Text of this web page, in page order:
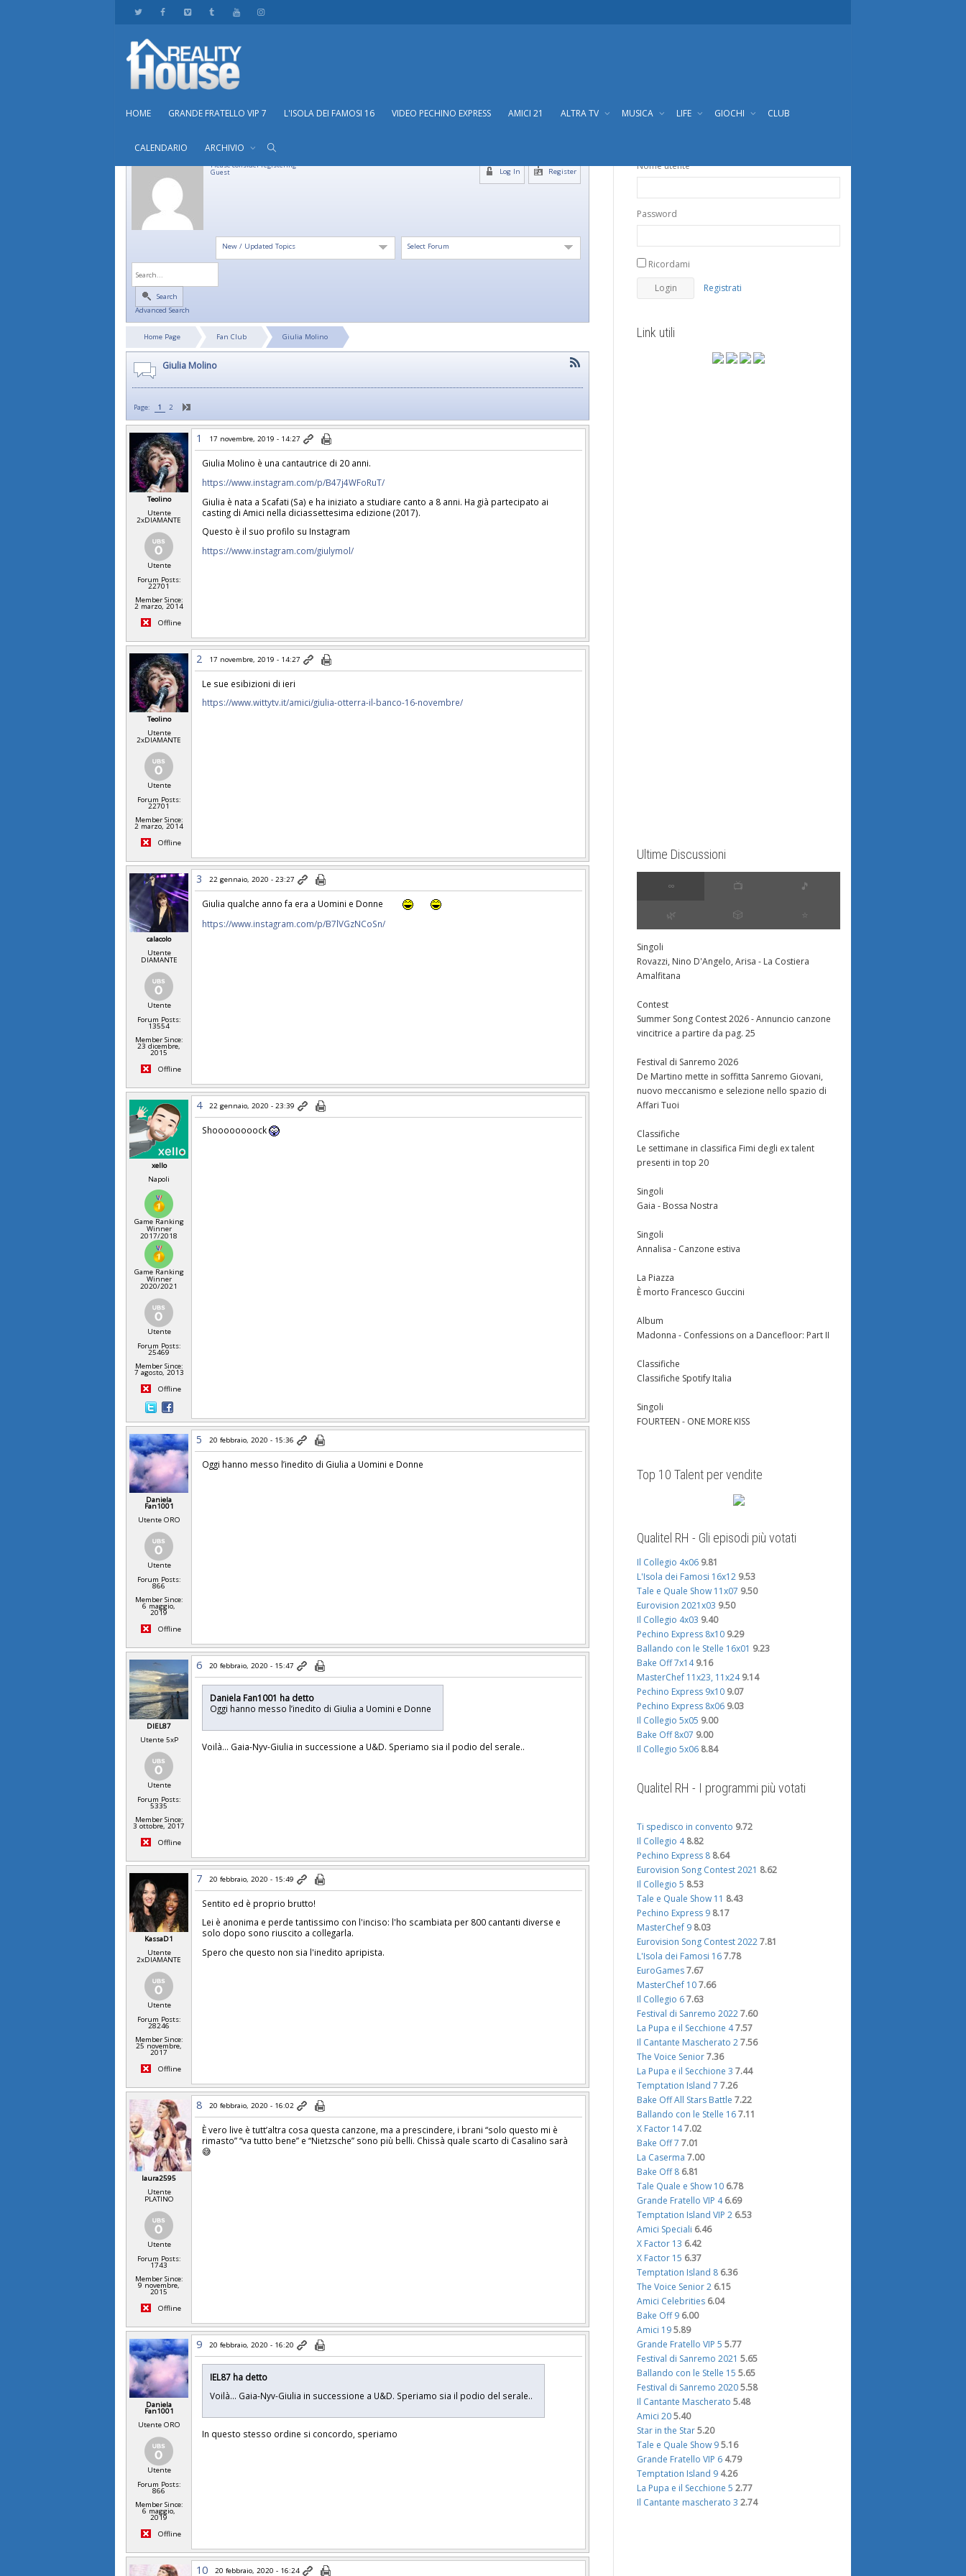
HOME GRANDE FRATELLO VIP 7 L'ISOLA DEI FAMOSI 16 VIDEO PECHINO EXPRESS AMICI 21 ALTRA TV MUSICA LIFE GIOCHI CLUB
CALENDARIO ARCHIVIO
Please consider registering
Guest Register
Log In
Select Forum
New / Updated Topics
Search
Advanced Search
Home Page Fan Club Giulia Molino
Giulia Molino
Page: 1 2
Teolino
Utente
2xDIAMANTE
Utente
Forum Posts:
22701
Member Since:
2 marzo, 2014
Offline
1 17 novembre, 2019 - 14:27
Giulia Molino è una cantautrice di 20 anni.
https://www.instagram.com/p/B47j4WFoRuT/
Giulia è nata a Scafati (Sa) e ha iniziato a studiare canto a 8 anni. Ha già partecipato ai
casting di Amici nella diciassettesima edizione (2017).
Questo è il suo profilo su Instagram
https://www.instagram.com/giulymol/
Teolino
Utente
2xDIAMANTE
Utente
Forum Posts:
22701
Member Since:
2 marzo, 2014
Offline
2 17 novembre, 2019 - 14:27
Le sue esibizioni di ieri
https://www.wittytv.it/amici/giulia-otterra-il-banco-16-novembre/
calacolo
Utente
DIAMANTE
Utente
Forum Posts:
13554
Member Since:
23 dicembre,
2015
Offline
3 22 gennaio, 2020 - 23:27
Giulia qualche anno fa era a Uomini e Donne
https://www.instagram.com/p/B7lVGzNCoSn/
xello
Napoli
Game Ranking
Winner
2017/2018
Game Ranking
Winner
2020/2021
Utente
Forum Posts:
25469
Member Since:
7 agosto, 2013
Offline
4 22 gennaio, 2020 - 23:39
Shoooooooock
Daniela
Fan1001
Utente ORO
Utente
Forum Posts:
866
Member Since:
6 maggio,
2019
Offline
5 20 febbraio, 2020 - 15:36
Oggi hanno messo l’inedito di Giulia a Uomini e Donne
DIEL87
Utente 5xP
Utente
Forum Posts:
5335
Member Since:
3 ottobre, 2017
Offline
6 20 febbraio, 2020 - 15:47
Daniela Fan1001 ha detto
Oggi hanno messo l’inedito di Giulia a Uomini e Donne
Voilà... Gaia-Nyv-Giulia in successione a U&D. Speriamo sia il podio del serale..
KassaD1
Utente
2xDIAMANTE
Utente
Forum Posts:
28246
Member Since:
25 novembre,
2017
Offline
7 20 febbraio, 2020 - 15:49
Sentito ed è proprio brutto!
Lei è anonima e perde tantissimo con l'inciso: l'ho scambiata per 800 cantanti diverse e
solo dopo sono riuscito a collegarla.
Spero che questo non sia l'inedito apripista.
laura2595
Utente
PLATINO
Utente
Forum Posts:
1743
Member Since:
9 novembre,
2015
Offline
8 20 febbraio, 2020 - 16:02
È vero live è tutt’altra cosa questa canzone, ma a prescindere, i brani “solo questo mi è
rimasto” “va tutto bene” e “Nietzsche” sono più belli. Chissà quale scarto di Casalino sarà
😅
Daniela
Fan1001
Utente ORO
Utente
Forum Posts:
866
Member Since:
6 maggio,
2019
Offline
9 20 febbraio, 2020 - 16:20
IEL87 ha detto
Voilà... Gaia-Nyv-Giulia in successione a U&D. Speriamo sia il podio del serale..
In questo stesso ordine si concordo, speriamo
10 20 febbraio, 2020 - 16:24
Nome utente
Password
Ricordami
Registrati
Link utili
Ultime Discussioni
∞ 📺 🎵
🌿 🎲 ⭐️
Singoli
Rovazzi, Nino D'Angelo, Arisa - La Costiera
Amalfitana
Contest
Summer Song Contest 2026 - Annuncio canzone
vincitrice a partire da pag. 25
Festival di Sanremo 2026
De Martino mette in soffitta Sanremo Giovani,
nuovo meccanismo e selezione nello spazio di
Affari Tuoi
Classifiche
Le settimane in classifica Fimi degli ex talent
presenti in top 20
Singoli
Gaia - Bossa Nostra
Singoli
Annalisa - Canzone estiva
La Piazza
È morto Francesco Guccini
Album
Madonna - Confessions on a Dancefloor: Part II
Classifiche
Classifiche Spotify Italia
Singoli
FOURTEEN - ONE MORE KISS
Top 10 Talent per vendite
Qualitel RH - Gli episodi più votati
Il Collegio 4x06 9.81
L'Isola dei Famosi 16x12 9.53
Tale e Quale Show 11x07 9.50
Eurovision 2021x03 9.50
Il Collegio 4x03 9.40
Pechino Express 8x10 9.29
Ballando con le Stelle 16x01 9.23
Bake Off 7x14 9.16
MasterChef 11x23, 11x24 9.14
Pechino Express 9x10 9.07
Pechino Express 8x06 9.03
Il Collegio 5x05 9.00
Bake Off 8x07 9.00
Il Collegio 5x06 8.84
Qualitel RH - I programmi più votati
Ti spedisco in convento 9.72
Il Collegio 4 8.82
Pechino Express 8 8.64
Eurovision Song Contest 2021 8.62
Il Collegio 5 8.53
Tale e Quale Show 11 8.43
Pechino Express 9 8.17
MasterChef 9 8.03
Eurovision Song Contest 2022 7.81
L'Isola dei Famosi 16 7.78
EuroGames 7.67
MasterChef 10 7.66
Il Collegio 6 7.63
Festival di Sanremo 2022 7.60
La Pupa e il Secchione 47.57
Il Cantante Mascherato 2 7.56
The Voice Senior 7.36
La Pupa e il Secchione 3 7.44
Temptation Island 7 7.26
Bake Off All Stars Battle 7.22
Ballando con le Stelle 16 7.11
X Factor 147.02
Bake Off 7 7.01
La Caserma 7.00
Bake Off 8 6.81
Tale Quale e Show 10 6.78
Grande Fratello VIP 4 6.69
Temptation Island VIP 2 6.53
Amici Speciali 6.46
X Factor 13 6.42
X Factor 15 6.37
Temptation Island 8 6.36
The Voice Senior 2 6.15
Amici Celebrities 6.04
Bake Off 9 6.00
Amici 19 5.89
Grande Fratello VIP 5 5.77
Festival di Sanremo 2021 5.65
Ballando con le Stelle 15 5.65
Festival di Sanremo 2020 5.58
Il Cantante Mascherato 5.48
Amici 20 5.40
Star in the Star 5.20
Tale e Quale Show 9 5.16
Grande Fratello VIP 6 4.79
Temptation Island 9 4.26
La Pupa e il Secchione 5 2.77
Il Cantante mascherato 3 2.74